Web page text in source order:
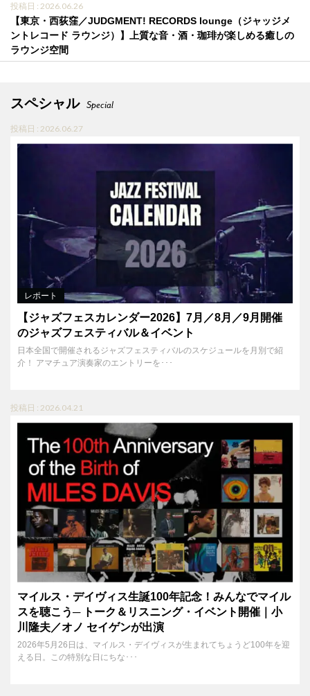
投稿日 : 2026.06.26
【東京・西荻窪／JUDGMENT! RECORDS lounge（ジャッジメ
ントレコード ラウンジ）】上質な音・酒・珈琲が楽しめる癒しの
ラウンジ空間
スペシャル Special
投稿日 : 2026.06.27
レポート
【ジャズフェスカレンダー2026】7月／8月／9月開催
のジャズフェスティバル＆イベント
日本全国で開催されるジャズフェスティバルのスケジュールを月別で紹
介！ アマチュア演奏家のエントリーを･･･
投稿日 : 2026.04.21
マイルス・デイヴィス生誕100年記念！みんなでマイル
スを聴こう─ トーク＆リスニング・イベント開催｜小
川隆夫／オノ セイゲンが出演
2026年5月26日は、マイルス・デイヴィスが生まれてちょうど100年を迎
える日。この特別な日にちな･･･